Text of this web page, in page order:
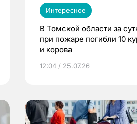
Интересное
В Томской области за
при пожаре погибли 10
и корова
12:04 / 25.07.26